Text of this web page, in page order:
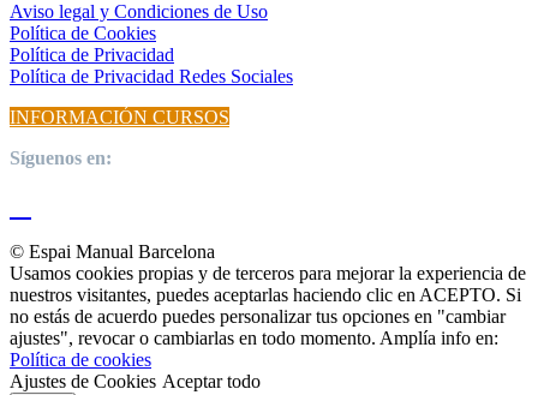
Aviso legal y Condiciones de Uso
Política de Cookies
Política de Privacidad
Política de Privacidad Redes Sociales
INFORMACIÓN CURSOS
Síguenos en:
© Espai Manual Barcelona
Usamos cookies propias y de terceros para mejorar la experiencia de
nuestros visitantes, puedes aceptarlas haciendo clic en ACEPTO. Si
no estás de acuerdo puedes personalizar tus opciones en "cambiar
ajustes", revocar o cambiarlas en todo momento. Amplía info en:
Política de cookies
Ajustes de Cookies Aceptar todo